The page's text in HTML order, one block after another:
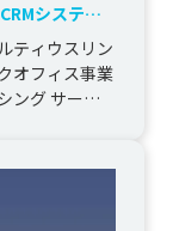
システム
ティウスリン
オフィス事業
ング サービ